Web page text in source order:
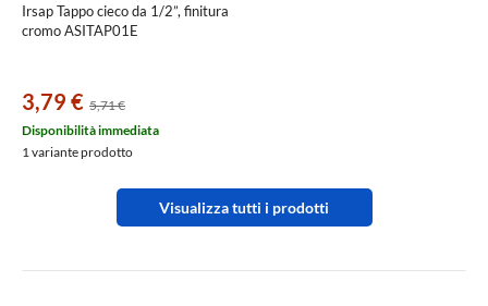
Irsap Tappo cieco da 1/2”, finitura
cromo ASITAP01E
3,79 € 5,71 €
Disponibilità immediata
1 variante prodotto
Visualizza tutti i prodotti